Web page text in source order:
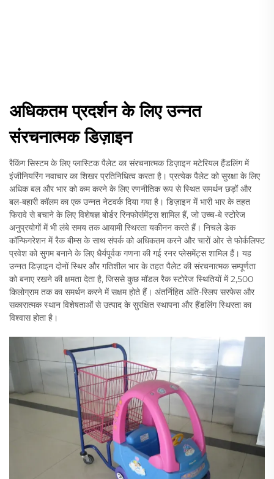
अधिकतम प्रदर्शन के लिए उन्नत
संरचनात्मक डिज़ाइन
रैकिंग सिस्टम के लिए प्लास्टिक पैलेट का संरचनात्मक डिज़ाइन मटेरियल हैंडलिंग में
इंजीनियरिंग नवाचार का शिखर प्रतिनिधित्व करता है। प्रत्येक पैलेट को सुरक्षा के लिए
अधिक बल और भार को कम करने के लिए रणनीतिक रूप से स्थित समर्थन छड़ों और
बल-बहारी कॉलम का एक उन्नत नेटवर्क दिया गया है। डिज़ाइन में भारी भार के तहत
फिरावे से बचाने के लिए विशेषज्ञ बोर्डर रिनफोर्समेंट्स शामिल हैं, जो उच्च-बे स्टोरेज
अनुप्रयोगों में भी लंबे समय तक आयामी स्थिरता यकीनन करते हैं। निचले डेक
कॉन्फिगरेशन में रैक बीम्स के साथ संपर्क को अधिकतम करने और चारों ओर से फोर्कलिफ्ट
प्रवेश को सुगम बनाने के लिए धैर्यपूर्वक गणना की गई रनर प्लेसमेंट्स शामिल हैं। यह
उन्नत डिज़ाइन दोनों स्थिर और गतिशील भार के तहत पैलेट की संरचनात्मक सम्पूर्णता
को बनाए रखने की क्षमता देता है, जिससे कुछ मॉडल रैक स्टोरेज स्थितियों में 2,500
किलोग्राम तक का समर्थन करने में सक्षम होते हैं। अंतर्निहित अंति-स्लिप सरफेस और
सकारात्मक स्थान विशेषताओं से उत्पाद के सुरक्षित स्थापना और हैंडलिंग स्थिरता का
विश्वास होता है।